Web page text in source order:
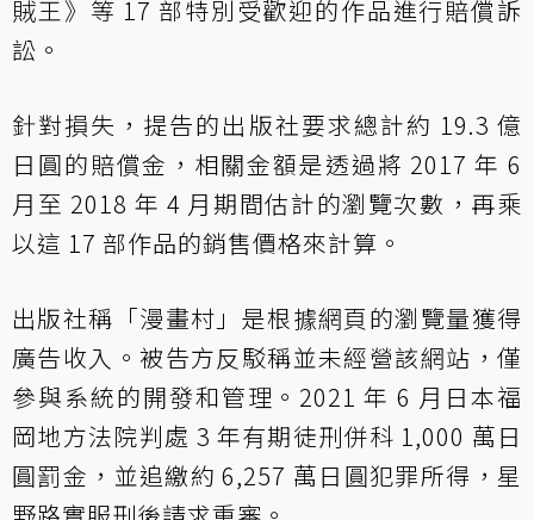
賊王》等 17 部特別受歡迎的作品進行賠償訴
訟。
針對損失，提告的出版社要求總計約 19.3 億
日圓的賠償金，相關金額是透過將 2017 年 6
月至 2018 年 4 月期間估計的瀏覽次數，再乘
以這 17 部作品的銷售價格來計算。
出版社稱「漫畫村」是根據網頁的瀏覽量獲得
廣告收入。被告方反駁稱並未經營該網站，僅
參與系統的開發和管理。2021 年 6 月日本福
岡地方法院判處 3 年有期徒刑併科 1,000 萬日
圓罰金，並追繳約 6,257 萬日圓犯罪所得，星